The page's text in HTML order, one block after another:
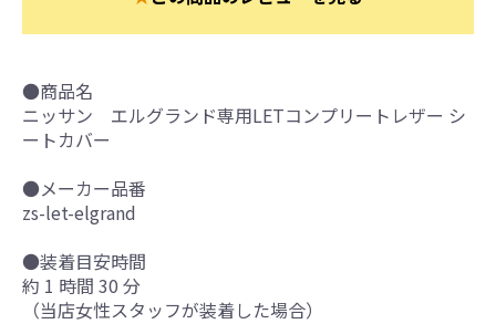
●商品名
ニッサン エルグランド専用LETコンプリートレザー シ
ートカバー
●メーカー品番
zs-let-elgrand
●装着目安時間
約 1 時間 30 分
（当店女性スタッフが装着した場合）